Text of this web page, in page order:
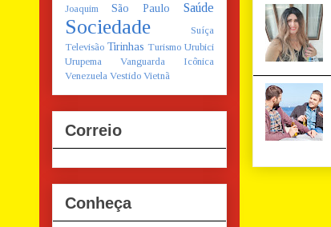
Joaquim
São Paulo Saúde
Sociedade
Suíça
Televisão Tirinhas Turismo Urubici
Urupema
Vanguarda Icônica
Venezuela Vestido Vietnã
Correio
Conheça